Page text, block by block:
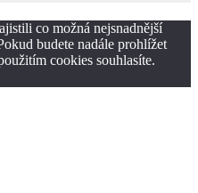
co možná nejsnadnější
budete nadále prohlížet
cookies souhlasíte.